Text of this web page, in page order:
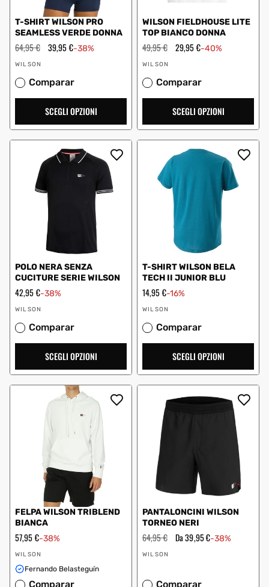
T-SHIRT WILSON PRO
SEAMLESS VERDE DONNA
Prezzo
regolare
64,95 € Prezzo
scontato
39,95 €-38%
Fornitore:
WILSON
Comparar
SCEGLI OPZIONI
WILSON FIELDHOUSE LITE
TOP BIANCO DONNA
Prezzo
regolare
49,95 € Prezzo
scontato
29,95 €-40%
Fornitore:
WILSON
Comparar
SCEGLI OPZIONI
POLO NERA SENZA
CUCITURE SERIE WILSON
Prezzo
scontato
42,95 €-38%
Fornitore:
WILSON
Comparar
SCEGLI OPZIONI
T-SHIRT WILSON BELA
TECH II JUNIOR BLU
Prezzo
scontato
14,95 €-16%
Fornitore:
WILSON
Comparar
SCEGLI OPZIONI
FELPA WILSON TRIBLEND
BIANCA
Prezzo
scontato
57,95 €-38%
Fornitore:
WILSON
Fernando Belasteguín
Comparar
PANTALONCINI WILSON
TORNEO NERI
Prezzo
regolare
64,95 € Prezzo
scontato
Da 39,95 €-38%
Fornitore:
WILSON
Comparar